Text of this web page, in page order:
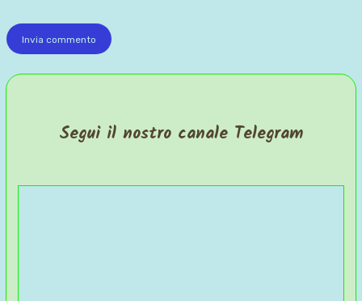
Segui il nostro canale Telegram